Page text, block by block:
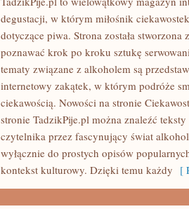
degustacji, w którym miłośnik
dotyczące piwa. Strona została
poznawać krok po kroku sztukę
tematy związane z alkoholem są
internetowy zakątek, w którym podróże
ciekawością. Nowości na stronie
stronie TadzikPije.pl można znaleźć
czytelnika przez fascynujący świat
wyłącznie do prostych opisów
kontekst kulturowy. Dzięki temu każdy [